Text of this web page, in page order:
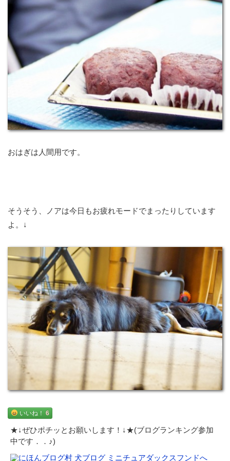
おはぎは人間用です。
そうそう、ノアは今日もお疲れモードでまったりしています
よ。↓
いいね！ 6
★↓ぜひポチッとお願いします！↓★(ブログランキング参加
中です．．♪)